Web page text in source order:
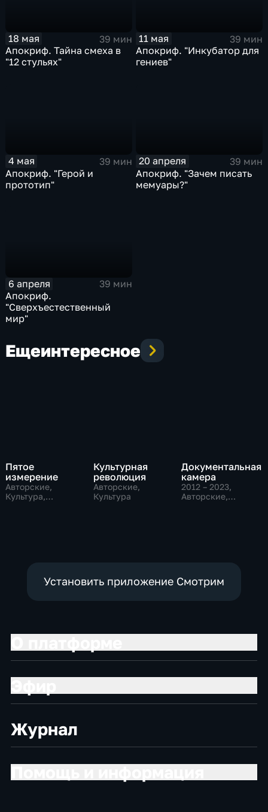
18 мая
39 мин
Апокриф. Тайна смеха в
"12 стульях"
11 мая
39 мин
Апокриф. "Инкубатор для
гениев"
4 мая
39 мин
Апокриф. "Герой и
прототип"
20 апреля
39 мин
Апокриф. "Зачем писать
мемуары?"
6 апреля
39 мин
Апокриф.
"Сверхъестественный
мир"
Ещеинтересное
Пятое
измерение
Авторские,
Культура,
Культурная
революция
Авторские,
Культура
Документальная
камера
2012 – 2023,
Авторские,
Установить приложение Смотрим
Журнал